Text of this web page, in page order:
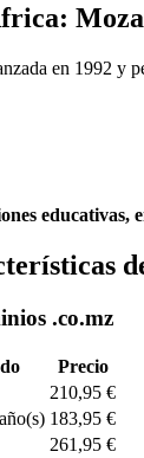
en 1992 y
educativas,
.co.mz
Precio
210,95 €
183,95 €
261,95 €